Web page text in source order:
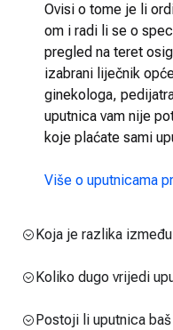
Ovisi o tome je li
om i radi li se o
pregled na teret
izabrani liječnik
ginekologa,
uputnica vam nije
koje plaćate sami
Više o uputnicama
Koja je razlika
Koliko dugo vrijedi
Postoji li uputnica